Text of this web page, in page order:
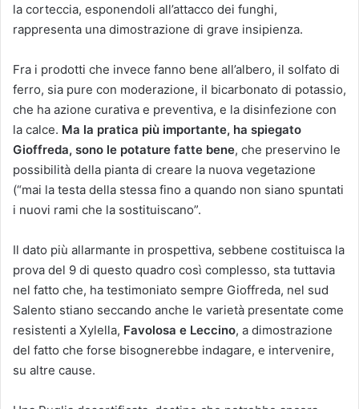
la corteccia, esponendoli all’attacco dei funghi,
rappresenta una dimostrazione di grave insipienza.
Fra i prodotti che invece fanno bene all’albero, il solfato di
ferro, sia pure con moderazione, il bicarbonato di potassio,
che ha azione curativa e preventiva, e la disinfezione con
la calce. Ma la pratica più importante, ha spiegato
Gioffreda, sono le potature fatte bene, che preservino le
possibilità della pianta di creare la nuova vegetazione
(“mai la testa della stessa fino a quando non siano spuntati
i nuovi rami che la sostituiscano”.
Il dato più allarmante in prospettiva, sebbene costituisca la
prova del 9 di questo quadro così complesso, sta tuttavia
nel fatto che, ha testimoniato sempre Gioffreda, nel sud
Salento stiano seccando anche le varietà presentate come
resistenti a Xylella, Favolosa e Leccino, a dimostrazione
del fatto che forse bisognerebbe indagare, e intervenire,
su altre cause.